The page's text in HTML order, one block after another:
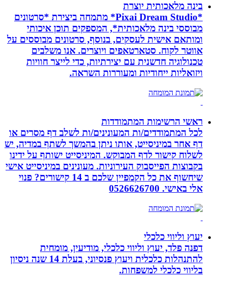
בינה מלאכותית יוצרת
*Pixai Dream Studio* מתמחה ביצירת *סרטונים
מבוססי בינה מלאכותית*, המספקים תוכן איכותי
ומותאם אישית לעסקים, בנוסף, סרטונים מבוססים על
אווטר לקוח. סטארטאפים ויוצרים. אנו משלבים
טכנולוגיה חדשנית עם יצירתיות, כדי לייצר חוויות
ויזואליות ייחודיות ומעוררות השראה.
ראשי הרשימות המתמודדות
לכל המתמודדים/ות המעונינים/ות לשלב דף מסרים או
דף אחר במיניסייט, אותו ניתן בהמשך לשתף במדיה, יש
לשלוח קישור לדף המבוקש. המיניסייט ישותף על ידינו
בקבוצות הפייסבוק העירוניות. מעונינים במיניסייט אישי
שיחשוף את כל הקמפיין שלכם ב 14 קישורים? פנוי
אלי באישי. 0526626700
יעוץ וליווי כלכלי
דפנה פלד, יעוץ וליווי כלכלי, מודיעין, מומחית
להתנהלות כלכלית ויעוץ פנסיוני, בעלת 14 שנה ניסיון
בליווי כלכלי למשפחות.